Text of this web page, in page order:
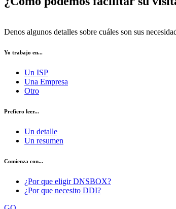
Denos algunos detalles sobre cuáles son sus
Yo trabajo en...
Un ISP
Una Empresa
Otro
Prefiero leer...
Un detalle
Un resumen
Comienza con...
¿Por que eligir DNSBOX?
¿Por que necesito DDI?